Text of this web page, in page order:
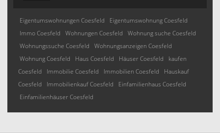
Eigentumswohnungen Coesfeld
Eigentumswohnung Coesfeld
Immo Coesfeld
Wohnungen Coesfeld
Wohnung suche Coesfeld
Wohnungssuche Coesfeld
Wohnungsanzeigen Coesfeld
Wohnung Coesfeld
Haus Coesfeld Häuser Coesfeld
kaufen
Coesfeld
Immobilie Coesfeld Immobilien Coesfeld
Hauskauf
Coesfeld
Immobilienkauf Coesfeld
Einfamilienhaus Coesfeld
Einfamilienhäuser Coesfeld